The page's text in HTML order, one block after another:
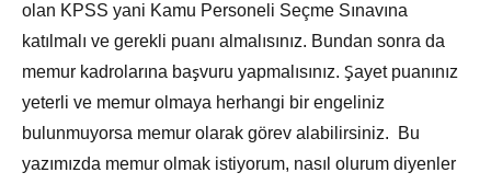
olan KPSS yani Kamu Personeli Seçme Sınavına
katılmalı ve gerekli puanı almalısınız. Bundan sonra da
memur kadrolarına başvuru yapmalısınız. Şayet puanınız
yeterli ve memur olmaya herhangi bir engeliniz
bulunmuyorsa memur olarak görev alabilirsiniz. Bu
yazımızda memur olmak istiyorum, nasıl olurum diyenler